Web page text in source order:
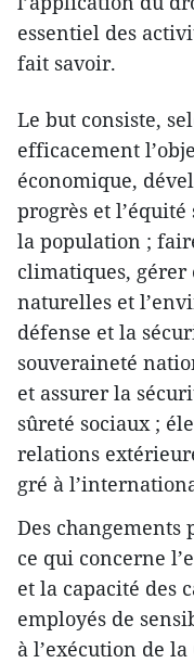
essentiel des
fait savoir.
Le but consiste,
efficacement
économique,
progrès et
la population ;
climatiques, gérer
naturelles et
défense et la
souveraineté
et assurer la
sûreté sociaux ;
relations
gré à
Des changements
ce qui concerne
et la capacité des
employés de
à l’exécution de